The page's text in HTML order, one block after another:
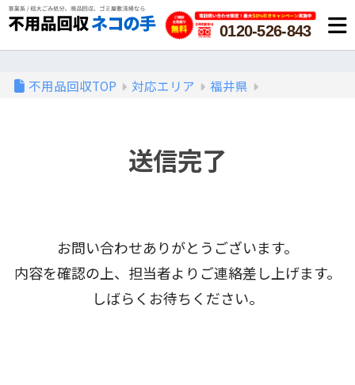
0120-526-843
不用品回収TOP 対応エリア 福井県
送信完了
お問い合わせありがとうございます。
内容を確認の上、担当者よりご連絡差し上げます。
しばらくお待ちください。